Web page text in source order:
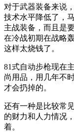
对于武器装备来说
技术水平降低了，
主战装备，而且是
在冷战初期在战略
这样太烧钱了。
81式自动步枪现在
尚用品，用几年不
才会扔掉的。
还有一种是比较常
的财力和人力情况
着。